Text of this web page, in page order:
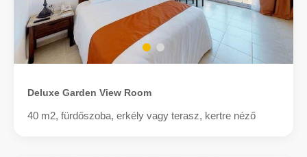
Deluxe Garden View Room
40 m2, fürdőszoba, erkély vagy terasz, kertre néző